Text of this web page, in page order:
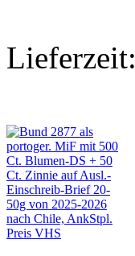
Lieferzeit: